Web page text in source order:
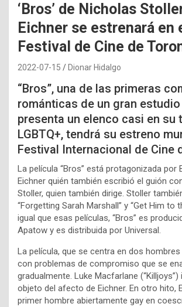
‘Bros’ de Nicholas
Eichner se estrenará en
Festival de Cine de
2022-07-15 Dionar Hidalgo
“Bros”, una de las primeras
románticas de un gran
presenta un elenco casi en su
LGBTQ+, tendrá su estreno
Festival Internacional de Cine
La película “Bros” está protagonizada por
Eichner quién también escribió el guión
Stoller, quien también dirige. Stoller
“Forgetting Sarah Marshall” y “Get Him to
igual que esas películas, “Bros” es
Apatow y es distribuida por Universal.
La película, que se centra en dos
con problemas de compromiso que se
gradualmente. Luke Macfarlane (“Killjoys”)
objeto del afecto de Eichner. En otro hito,
primer hombre abiertamente gay en